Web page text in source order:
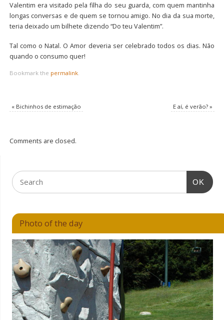
Valentim era visitado pela filha do seu guarda, com quem mantinha
longas conversas e de quem se tornou amigo. No dia da sua morte,
teria deixado um bilhete dizendo “Do teu Valentim”.
Tal como o Natal. O Amor deveria ser celebrado todos os dias. Não
quando o consumo quer!
Bookmark the permalink.
«Bichinhos de estimação E aí, é verão?»
Comments are closed.
OK
Photo of the day